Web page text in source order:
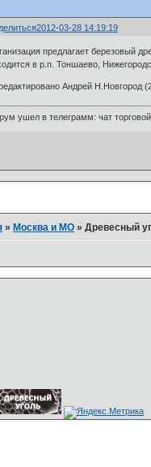
2012-03-28 14:19:19
предлагает березовый
в р.п. Тоншаево,
Андрей Н.Новгород
ушел в телеграмм: чат
»Москва и МО »Древесный